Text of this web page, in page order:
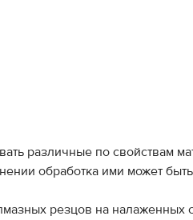
различные по свойствам
обработка ими может
резцов на налаженных